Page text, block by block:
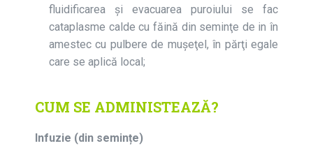
fluidificarea şi evacuarea puroiului se fac
cataplasme calde cu făină din seminţe de in în
amestec cu pulbere de muşeţel, în părţi egale
care se aplică local;
CUM SE ADMINISTEAZĂ?
Infuzie (din semințe)